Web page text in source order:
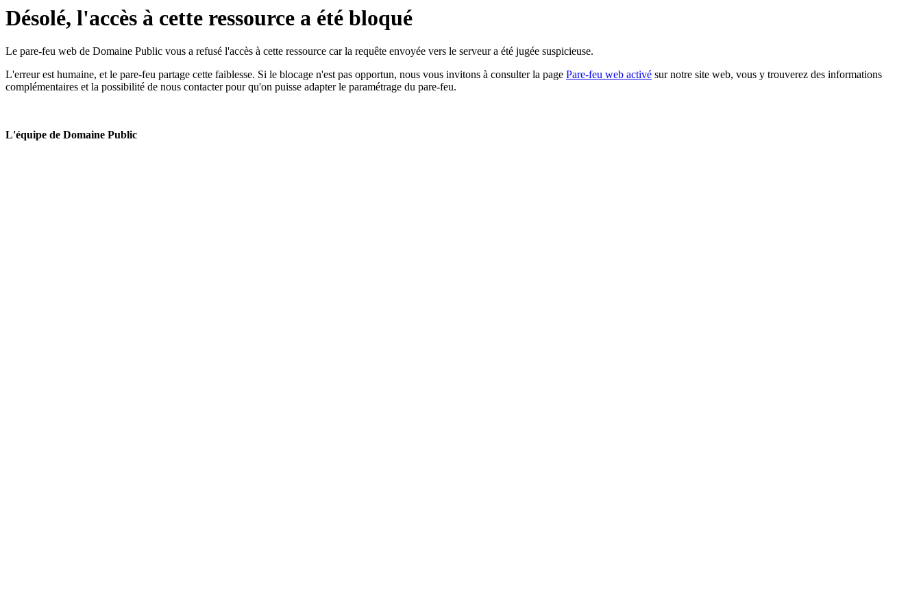
Désolé, l'accès à cette ressource a été bloqué
Le pare-feu web de Domaine Public vous a refusé l'accès à cette ressource car la requête envoyée vers le serveur a été jugée suspicieuse.
L'erreur est humaine, et le pare-feu partage cette faiblesse. Si le blocage n'est pas opportun, nous vous invitons à consulter la page Pare-feu web activé sur notre site web, vous y trouverez des informations
complémentaires et la possibilité de nous contacter pour qu'on puisse adapter le paramétrage du pare-feu.
L'équipe de Domaine Public